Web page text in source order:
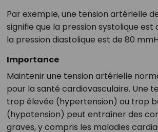
Par exemple, une tension artérielle
signifie que la pression systolique est
la pression diastolique est de 80
Importance
Maintenir une tension artérielle
pour la santé cardiovasculaire. Une
trop élevée (hypertension) ou trop
(hypotension) peut entraîner des
graves, y compris les maladies